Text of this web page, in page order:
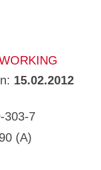
15.02.2012
303-7
(A)